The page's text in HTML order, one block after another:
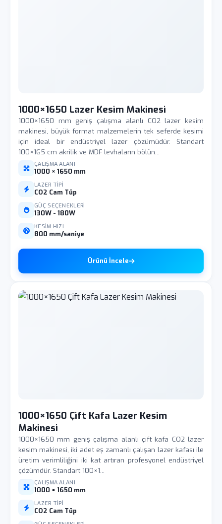
1000×1650 Lazer Kesim Makinesi
1000×1650 mm geniş çalışma alanlı CO2 lazer kesim
makinesi, büyük format malzemelerin tek seferde kesimi
için ideal bir endüstriyel lazer çözümüdür. Standart
100×165 cm akrilik ve MDF levhaların bölün...
ÇALIŞMA ALANI
1000 × 1650 mm
LAZER TIPI
CO2 Cam Tüp
GÜÇ SEÇENEKLERI
130W - 180W
KESIM HIZI
800 mm/saniye
Ürünü İncele
1000×1650 Çift Kafa Lazer Kesim
Makinesi
1000×1650 mm geniş çalışma alanlı çift kafa CO2 lazer
kesim makinesi, iki adet eş zamanlı çalışan lazer kafası ile
üretim verimliliğini iki kat artıran profesyonel endüstriyel
çözümdür. Standart 100×1...
ÇALIŞMA ALANI
1000 × 1650 mm
LAZER TIPI
CO2 Cam Tüp